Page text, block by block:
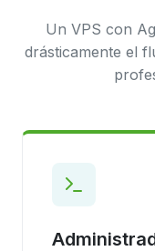
Un VPS con
drásticamente el